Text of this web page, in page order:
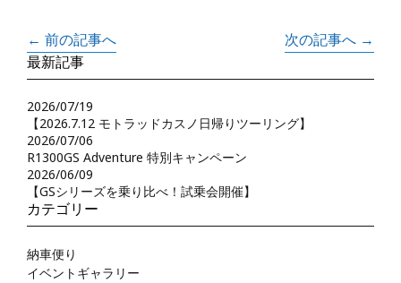
← 前の記事へ
次の記事へ →
最新記事
2026/07/19
【2026.7.12 モトラッドカスノ日帰りツーリング】
2026/07/06
R1300GS Adventure 特別キャンペーン
2026/06/09
【GSシリーズを乗り比べ！試乗会開催】
カテゴリー
納車便り
イベントギャラリー